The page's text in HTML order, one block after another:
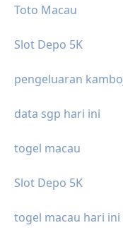
Toto Macau
Slot Depo 5K
pengeluaran
data sgp hari ini
togel macau
Slot Depo 5K
togel macau hari ini